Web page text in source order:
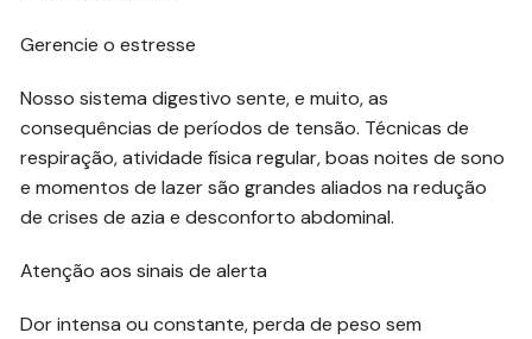
Gerencie o estresse
Nosso sistema digestivo sente, e muito, as
consequências de períodos de tensão. Técnicas de
respiração, atividade física regular, boas noites de sono
e momentos de lazer são grandes aliados na redução
de crises de azia e desconforto abdominal.
Atenção aos sinais de alerta
Dor intensa ou constante, perda de peso sem